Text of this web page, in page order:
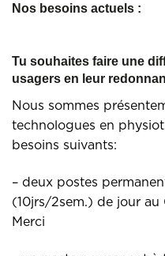
Nos besoins actuels :
Tu souhaites faire une
usagers en leur
Nous sommes
technologues en
besoins suivants:
– deux postes
(10jrs/2sem.) de jour
Merci